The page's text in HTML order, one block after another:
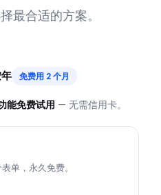
最合适的方案。
免费用 2 个月
能免费试用 — 无需信用卡。
单，永久免费。